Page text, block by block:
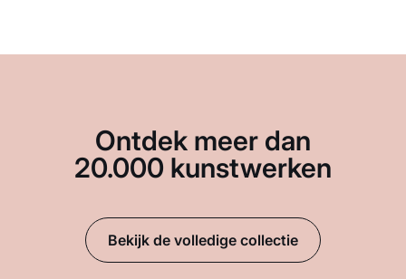
Ontdek meer dan
20.000 kunstwerken
Bekijk de volledige collectie